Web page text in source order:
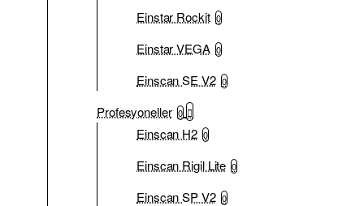
Einstar Rockit 0
Einstar VEGA 0
Einscan SE V2 0
Profesyoneller 0
Einscan H2 0
Einscan Rigil Lite 0
Einscan SP V2 0